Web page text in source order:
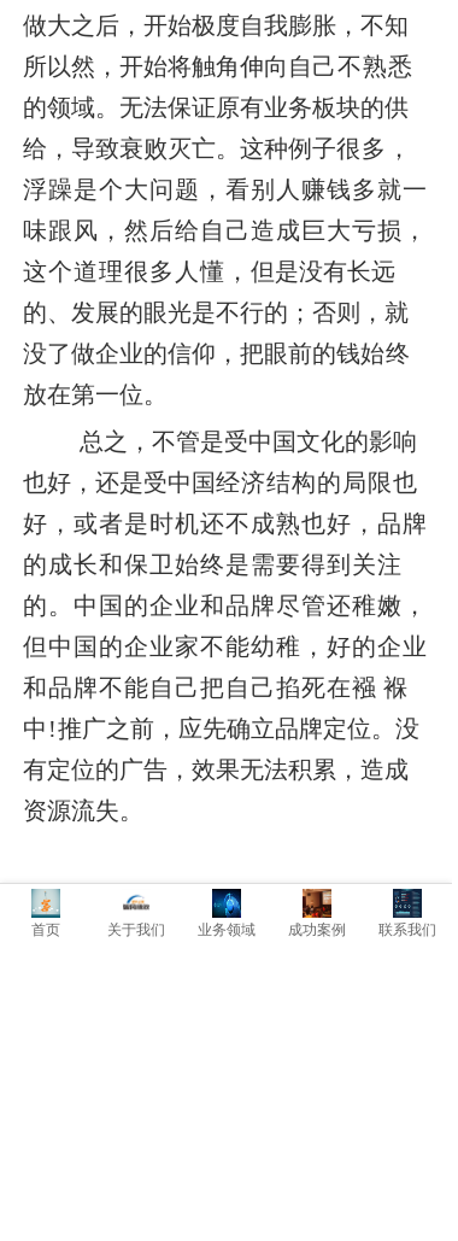
做大之后，开始极度自我膨胀，不知
所以然，开始将触角伸向自己不熟悉
的领域。无法保证原有业务板块的供
给，导致衰败灭亡。这种例子很多，
浮躁是个大问题，看别人赚钱多就一
味跟风，然后给自己造成巨大亏损，
这个道理很多人懂，但是没有长远
的、发展的眼光是不行的；否则，就
没了做企业的信仰，把眼前的钱始终
放在第一位。
总之，不管是受中国文化的影响
也好，还是受中国经济结构的局限也
好，或者是时机还不成熟也好，品牌
的成长和保卫始终是需要得到关注
的。中国的企业和品牌尽管还稚嫩，
但中国的企业家不能幼稚，好的企业
和品牌不能自己把自己掐死在襁 褓
中!推广之前，应先确立品牌定位。没
有定位的广告，效果无法积累，造成
资源流失。
下一篇: 库存持有时所需进行的成本管理与控制！
首页 关于我们 业务领域 成功案例 联系我们